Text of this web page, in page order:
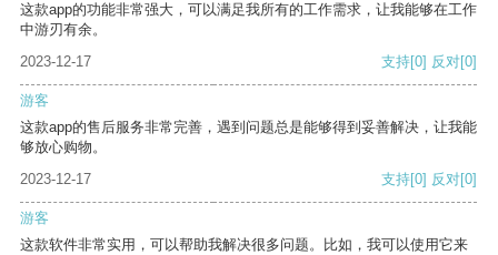
这款app的功能非常强大，可以满足我所有的工作需求，让我能够在工作
中游刃有余。
2023-12-17
支持[0] 反对[0]
游客
这款app的售后服务非常完善，遇到问题总是能够得到妥善解决，让我能
够放心购物。
2023-12-17
支持[0] 反对[0]
游客
这款软件非常实用，可以帮助我解决很多问题。比如，我可以使用它来